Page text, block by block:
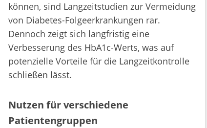
können, sind Langzeitstudien zur Vermeidung
von Diabetes-Folgeerkrankungen rar.
Dennoch zeigt sich langfristig eine
Verbesserung des HbA1c-Werts, was auf
potenzielle Vorteile für die Langzeitkontrolle
schließen lässt.
Nutzen für verschiedene
Patientengruppen